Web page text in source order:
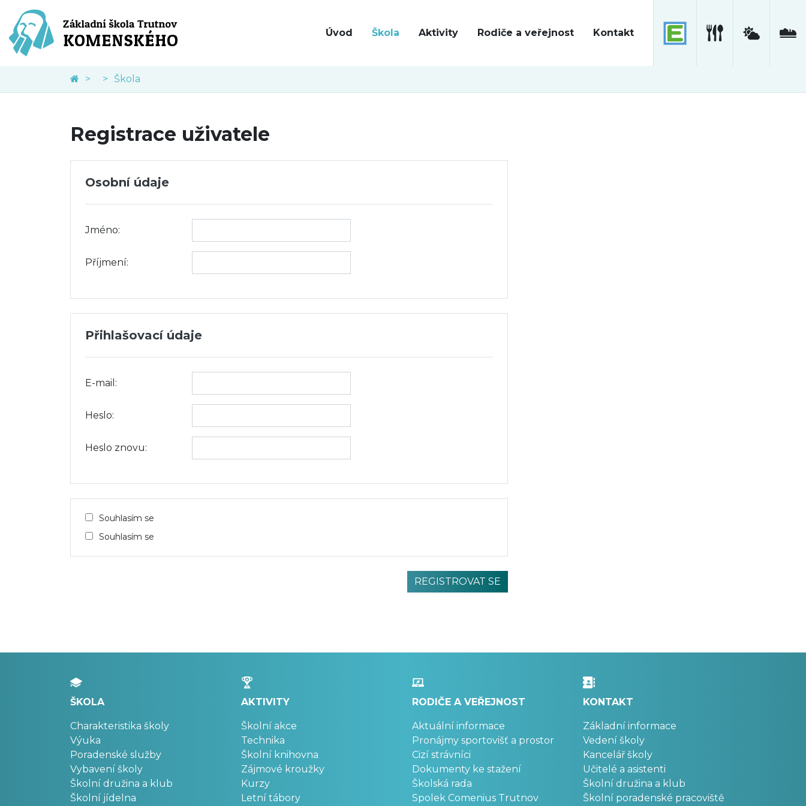
Úvod Škola Aktivity Rodiče a veřejnost Kontakt
Škola
Registrace uživatele
Osobní údaje
Jméno:
Příjmení:
Přihlašovací údaje
E-mail:
Heslo:
Heslo znovu:
Souhlasím se
Souhlasím se
ŠKOLA
Charakteristika školy
Výuka
Poradenské služby
Vybavení školy
Školní družina a klub
Školní jídelna
AKTIVITY
Školní akce
Technika
Školní knihovna
Zájmové kroužky
Kurzy
Letní tábory
RODIČE A VEŘEJNOST
Aktuální informace
Pronájmy sportovišť a prostor
Cizí strávníci
Dokumenty ke stažení
Školská rada
Spolek Comenius Trutnov
KONTAKT
Základní informace
Vedení školy
Kancelář školy
Učitelé a asistenti
Školní družina a klub
Školní poradenské pracoviště